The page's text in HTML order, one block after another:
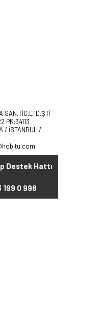
SAN.TİC.LTD.ŞTİ
PK:34113
/ İSTANBUL /
Destek Hattı
199 0 998